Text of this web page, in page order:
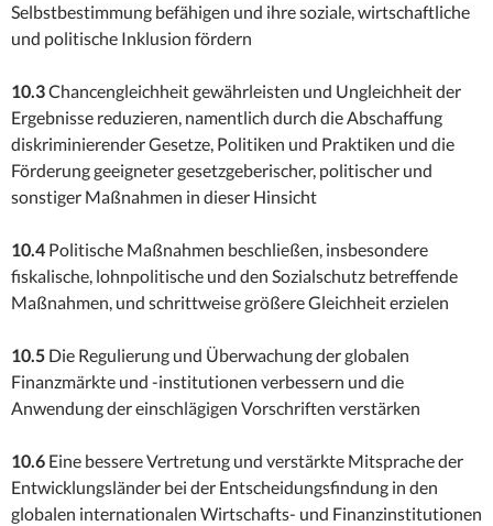
Selbstbestimmung befähigen und ihre soziale, wirtschaftliche
und politische Inklusion fördern
10.3Chancengleichheit gewährleisten und Ungleichheit der
Ergebnisse reduzieren, namentlich durch die Abschaffung
diskriminierender Gesetze, Politiken und Praktiken und die
Förderung geeigneter gesetzgeberischer, politischer und
sonstiger Maßnahmen in dieser Hinsicht
10.4 Politische Maßnahmen beschließen, insbesondere
fiskalische, lohnpolitische und den Sozialschutz betreffende
Maßnahmen, und schrittweise größere Gleichheit erzielen
10.5 Die Regulierung und Überwachung der globalen
Finanzmärkte und -institutionen verbessern und die
Anwendung der einschlägigen Vorschriften verstärken
10.6 Eine bessere Vertretung und verstärkte Mitsprache der
Entwicklungsländer bei der Entscheidungsfindung in den
globalen internationalen Wirtschafts- und Finanzinstitutionen